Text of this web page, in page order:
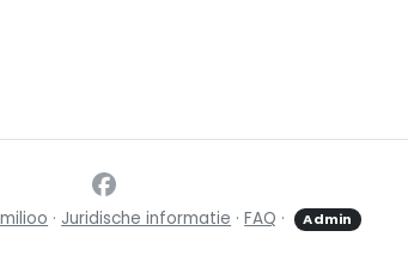
· Juridische informatie ·FAQ · Admin